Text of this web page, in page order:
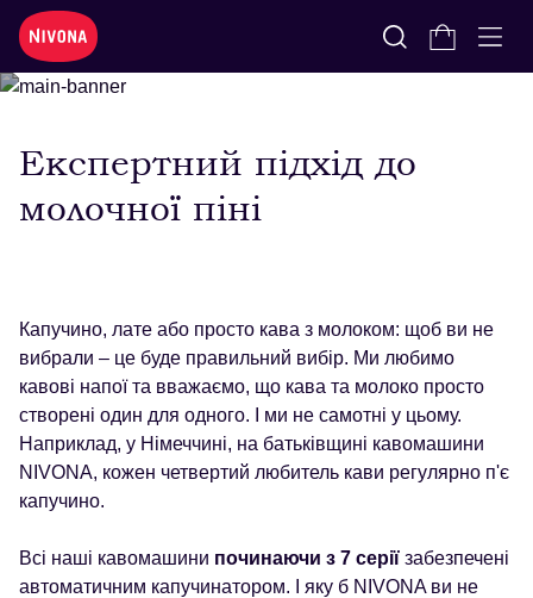
Експертний підхід до
молочної піні
Капучино, лате або просто кава з молоком: щоб ви не
вибрали – це буде правильний вибір. Ми любимо
кавові напої та вважаємо, що кава та молоко просто
створені один для одного. І ми не самотні у цьому.
Наприклад, у Німеччині, на батьківщині кавомашини
NIVONA, кожен четвертий любитель кави регулярно п'є
капучино.
Всі наші кавомашини починаючи з 7 серії забезпечені
автоматичним капучинатором. І яку б NIVONA ви не